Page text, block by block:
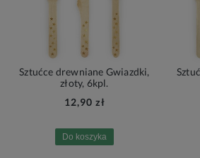
Sztućce drewniane Gwiazdki,
złoty, 6kpl.
12,90 zł
Do koszyka